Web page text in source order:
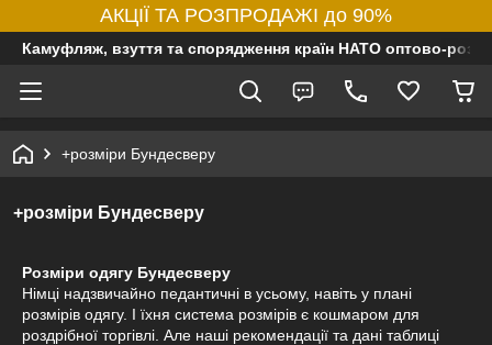
АКЦІЇ ТА РОЗПРОДАЖІ до 90%
Камуфляж, взуття та спорядження країн НАТО оптово-
+розміри Бундесверу
+розміри Бундесверу
Розміри одягу Бундесверу
Німці надзвичайно педантичні в усьому, навіть у плані
розмірів одягу. І їхня система розмірів є кошмаром для
роздрібної торгівлі. Але наші рекомендації та дані таблиці